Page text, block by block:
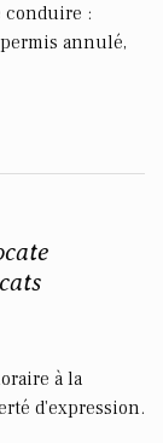
conduire :
annulé,
à la
d'expression.